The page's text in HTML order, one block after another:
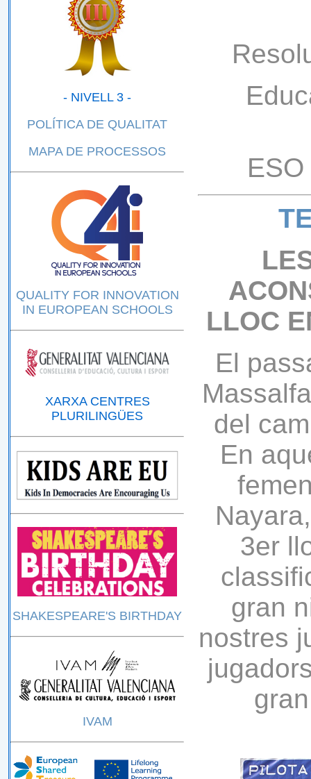
- NIVELL 3 -
POLÍTICA DE QUALITAT
MAPA DE PROCESSOS
QUALITY FOR INNOVATION
IN EUROPEAN SCHOOLS
XARXA CENTRES
PLURILINGÜES
SHAKESPEARE'S BIRTHDAY
IVAM
LLOC
El
del
En
3er
gran
nostres